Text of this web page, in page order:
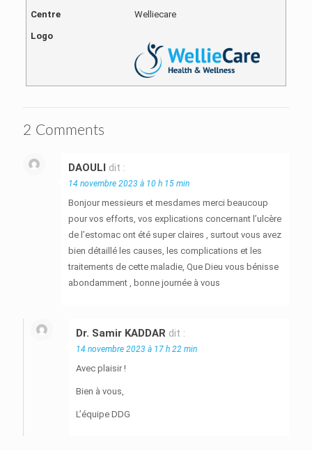
Centre Welliecare
Logo
2 Comments
DAOULI dit :
14 novembre 2023 à 10 h 15 min
Bonjour messieurs et mesdames merci beaucoup
pour vos efforts, vos explications concernant l’ulcère
de l’estomac ont été super claires , surtout vous avez
bien détaillé les causes, les complications et les
traitements de cette maladie, Que Dieu vous bénisse
abondamment , bonne journée à vous
Dr. Samir KADDAR dit :
14 novembre 2023 à 17 h 22 min
Avec plaisir !
Bien à vous,
L’équipe DDG